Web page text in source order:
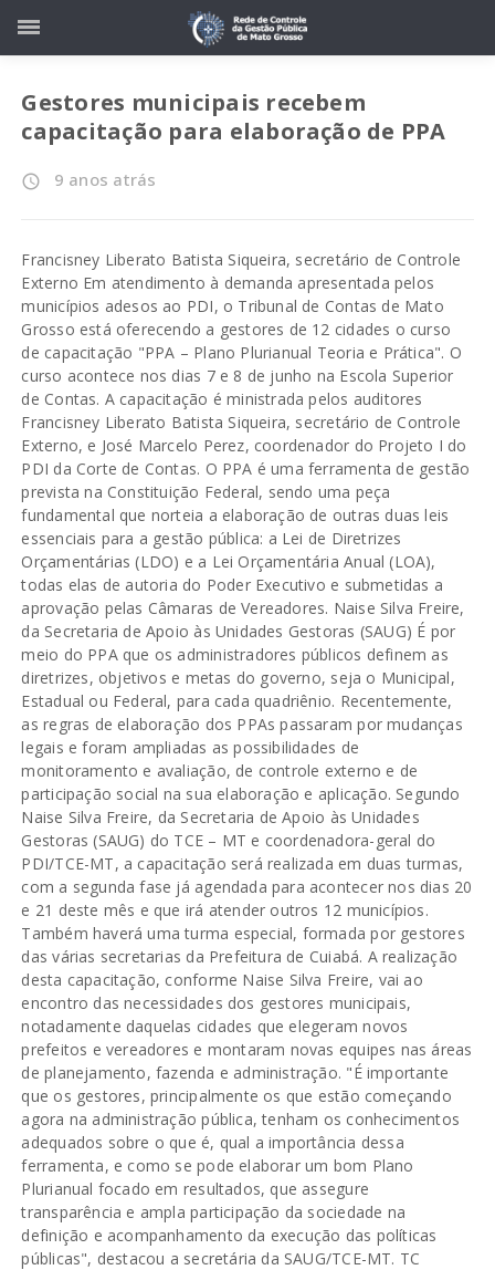
Gestores municipais recebem
capacitação para elaboração de PPA
access_time 9 anos atrás
Francisney Liberato Batista Siqueira, secretário de Controle
Externo Em atendimento à demanda apresentada pelos
municípios adesos ao PDI, o Tribunal de Contas de Mato
Grosso está oferecendo a gestores de 12 cidades o curso
de capacitação "PPA – Plano Plurianual Teoria e Prática". O
curso acontece nos dias 7 e 8 de junho na Escola Superior
de Contas. A capacitação é ministrada pelos auditores
Francisney Liberato Batista Siqueira, secretário de Controle
Externo, e José Marcelo Perez, coordenador do Projeto I do
PDI da Corte de Contas. O PPA é uma ferramenta de gestão
prevista na Constituição Federal, sendo uma peça
fundamental que norteia a elaboração de outras duas leis
essenciais para a gestão pública: a Lei de Diretrizes
Orçamentárias (LDO) e a Lei Orçamentária Anual (LOA),
todas elas de autoria do Poder Executivo e submetidas a
aprovação pelas Câmaras de Vereadores. Naise Silva Freire,
da Secretaria de Apoio às Unidades Gestoras (SAUG) É por
meio do PPA que os administradores públicos definem as
diretrizes, objetivos e metas do governo, seja o Municipal,
Estadual ou Federal, para cada quadriênio. Recentemente,
as regras de elaboração dos PPAs passaram por mudanças
legais e foram ampliadas as possibilidades de
monitoramento e avaliação, de controle externo e de
participação social na sua elaboração e aplicação. Segundo
Naise Silva Freire, da Secretaria de Apoio às Unidades
Gestoras (SAUG) do TCE – MT e coordenadora-geral do
PDI/TCE-MT, a capacitação será realizada em duas turmas,
com a segunda fase já agendada para acontecer nos dias 20
e 21 deste mês e que irá atender outros 12 municípios.
Também haverá uma turma especial, formada por gestores
das várias secretarias da Prefeitura de Cuiabá. A realização
desta capacitação, conforme Naise Silva Freire, vai ao
encontro das necessidades dos gestores municipais,
notadamente daquelas cidades que elegeram novos
prefeitos e vereadores e montaram novas equipes nas áreas
de planejamento, fazenda e administração. "É importante
que os gestores, principalmente os que estão começando
agora na administração pública, tenham os conhecimentos
adequados sobre o que é, qual a importância dessa
ferramenta, e como se pode elaborar um bom Plano
Plurianual focado em resultados, que assegure
transparência e ampla participação da sociedade na
definição e acompanhamento da execução das políticas
públicas", destacou a secretária da SAUG/TCE-MT. TC